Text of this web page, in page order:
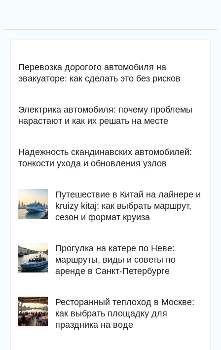
Перевозка дорогого автомобиля на
эвакуаторе: как сделать это без рисков
Электрика автомобиля: почему проблемы
нарастают и как их решать на месте
Надежность скандинавских автомобилей:
тонкости ухода и обновления узлов
Путешествие в Китай на лайнере и
kruizy kitaj: как выбрать маршрут,
сезон и формат круиза
Прогулка на катере по Неве:
маршруты, виды и советы по
аренде в Санкт-Петербурге
Ресторанный теплоход в Москве:
как выбрать площадку для
праздника на воде